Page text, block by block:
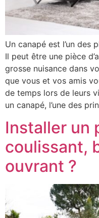
Un canapé est l’un des
Il peut être une pièce
grosse nuisance dans
que vous et vos amis
de temps lors de leurs
un canapé, l’une des
Installer un
coulissant,
ouvrant ?